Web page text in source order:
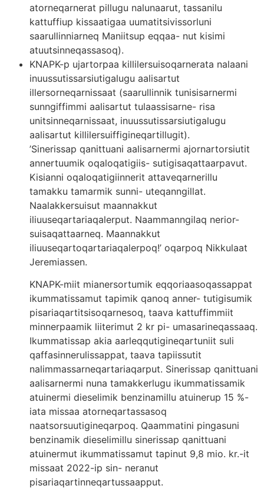
atorneqarnerat pillugu nalunaarut, tassanilu
kattuffiup kissaatigaa uumatitsivissorluni
saarullinniarneq Maniitsup eqqaa- nut kisimi
atuutsinneqassasoq).
KNAPK-p ujartorpaa killilersuisoqarnerata nalaani
inuussutissarsiutigalugu aalisartut
illersorneqarnissaat (saarullinnik tunisisarnermi
sunngiffimmi aalisartut tulaassisarne- risa
unitsinneqarnissaat, inuussutissarsiutigalugu
aalisartut killilersuiffigineqartillugit).
’Sinerissap qanittuani aalisarnermi ajornartorsiutit
annertuumik oqaloqatigiis- sutigisaqattaarpavut.
Kisianni oqaloqatigiinnerit attaveqarnerillu
tamakku tamarmik sunni- uteqanngillat.
Naalakkersuisut maannakkut
iliuuseqartariaqalerput. Naammanngilaq nerior-
suisaqattaarneq. Maannakkut
iliuuseqartoqartariaqalerpoq!’ oqarpoq Nikkulaat
Jeremiassen.
KNAPK-miit mianersortumik eqqoriaasoqassappat
ikummatissamut tapimik qanoq anner- tutigisumik
pisariaqartitsisoqarnesoq, taava kattuffimmiit
minnerpaamik liiterimut 2 kr pi- umasarineqassaaq.
Ikummatissap akia aarleqqutigineqartuniit suli
qaffasinnerulissappat, taava tapiissutit
nalimmassarneqartariaqarput. Sinerissap qanittuani
aalisarnermi nuna tamakkerlugu ikummatissamik
atuinermi dieselimik benzinamillu atuinerup 15 %-
iata missaa atorneqartassasoq
naatsorsuutigineqarpoq. Qaammatini pingasuni
benzinamik dieselimillu sinerissap qanittuani
atuinermut ikummatissamut tapinut 9,8 mio. kr.-it
missaat 2022-ip sin- neranut
pisariaqartinneqartussaapput.